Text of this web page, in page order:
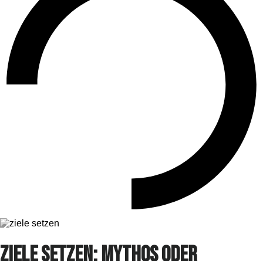
Ziele setzen: Mythos oder